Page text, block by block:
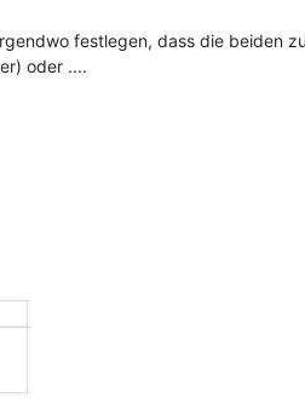
festlegen, dass die beiden
oder ....